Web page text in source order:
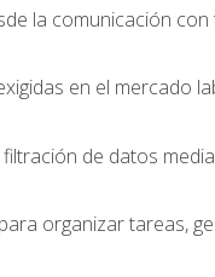
la comunicación con
en el mercado
de datos
organizar tareas,